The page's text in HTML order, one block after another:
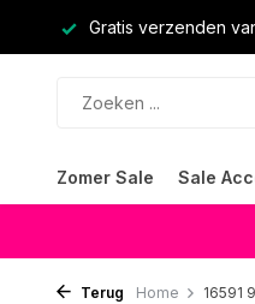
Gratis verzenden
Zomer Sale Sale
Terug Home 16591